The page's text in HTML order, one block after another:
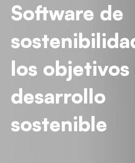
Software de
los objetivos
desarrollo
sostenible